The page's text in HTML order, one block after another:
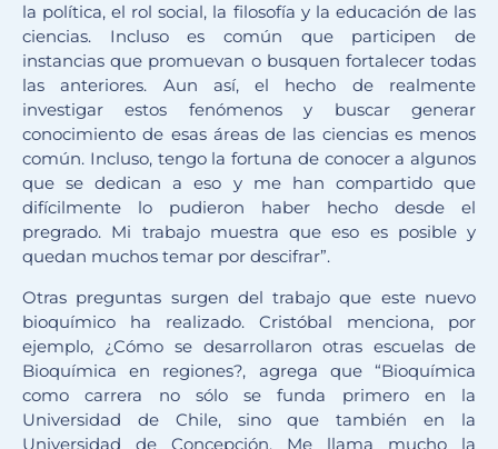
la política, el rol social, la filosofía y la educación de las
ciencias. Incluso es común que participen de
instancias que promuevan o busquen fortalecer todas
las anteriores. Aun así, el hecho de realmente
investigar estos fenómenos y buscar generar
conocimiento de esas áreas de las ciencias es menos
común. Incluso, tengo la fortuna de conocer a algunos
que se dedican a eso y me han compartido que
difícilmente lo pudieron haber hecho desde el
pregrado. Mi trabajo muestra que eso es posible y
quedan muchos temar por descifrar”.
Otras preguntas surgen del trabajo que este nuevo
bioquímico ha realizado. Cristóbal menciona, por
ejemplo, ¿Cómo se desarrollaron otras escuelas de
Bioquímica en regiones?, agrega que “Bioquímica
como carrera no sólo se funda primero en la
Universidad de Chile, sino que también en la
Universidad de Concepción. Me llama mucho la